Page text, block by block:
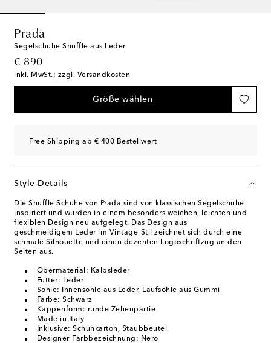
Prada
Segelschuhe Shuffle aus Leder
€ 890
original price
inkl. MwSt.; zzgl. Versandkosten
Größe wählen
Free Shipping ab € 400 Bestellwert
Style-Details
Die Shuffle Schuhe von Prada sind von klassischen Segelschuhe
inspiriert und wurden in einem besonders weichen, leichten und
flexiblen Design neu aufgelegt. Das Design aus
geschmeidigem Leder im Vintage-Stil zeichnet sich durch eine
schmale Silhouette und einen dezenten Logoschriftzug an den
Seiten aus.
Obermaterial: Kalbsleder
Futter: Leder
Sohle: Innensohle aus Leder, Laufsohle aus Gummi
Farbe: Schwarz
Kappenform: runde Zehenpartie
Made in Italy
Inklusive: Schuhkarton, Staubbeutel
Designer-Farbbezeichnung: Nero